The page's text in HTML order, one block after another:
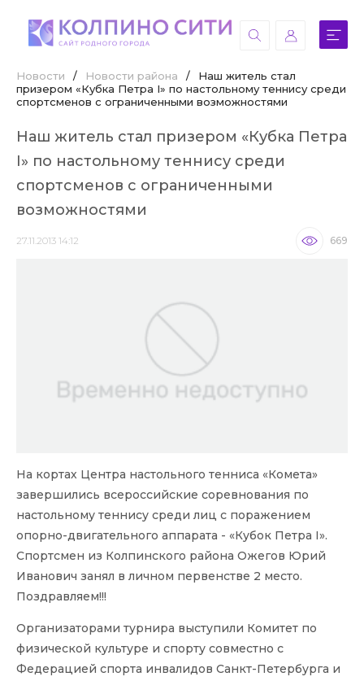
Новости / Новости района /
Наш житель стал
призером «Кубка Петра I» по настольному теннису среди
спортсменов с ограниченными возможностями
Наш житель стал призером «Кубка Петра
I» по настольному теннису среди
спортсменов с ограниченными
возможностями
27.11.2013 14:12 669
На кортах Центра настольного тенниса «Комета»
завершились всероссийские соревнования по
настольному теннису среди лиц с поражением
опорно-двигательного аппарата - «Кубок Петра I».
Спортсмен из Колпинского района Ожегов Юрий
Иванович занял в личном первенстве 2 место.
Поздравляем!!!
Организаторами турнира выступили Комитет по
физической культуре и спорту совместно с
Федерацией спорта инвалидов Санкт-Петербурга и